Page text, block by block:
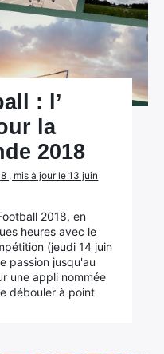
: l’
la
2018
, mis à jour le 13 juin
2018, en
heures avec le
(jeudi 14 juin
passion jusqu'au
une appli nommée
débouler à point